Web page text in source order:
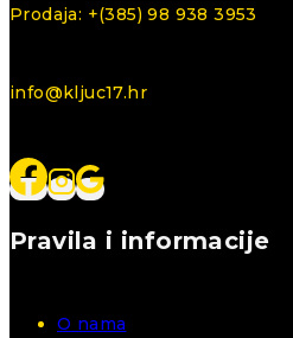
Prodaja: +(385) 98 938 3953
info@kljuc17.hr
Pravila i informacije
O nama